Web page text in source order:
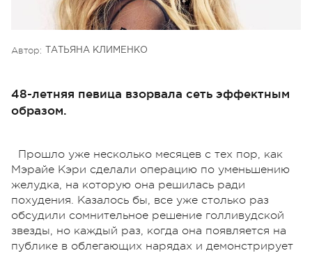
Автор: ТАТЬЯНА КЛИМЕНКО
48-летняя певица взорвала сеть эффектным
образом.
Прошло уже несколько месяцев с тех пор, как
Мэрайе Кэри сделали операцию по уменьшению
желудка, на которую она решилась ради
похудения. Казалось бы, все уже столько раз
обсудили сомнительное решение голливудской
звезды, но каждый раз, когда она появляется на
публике в облегающих нарядах и демонстрирует